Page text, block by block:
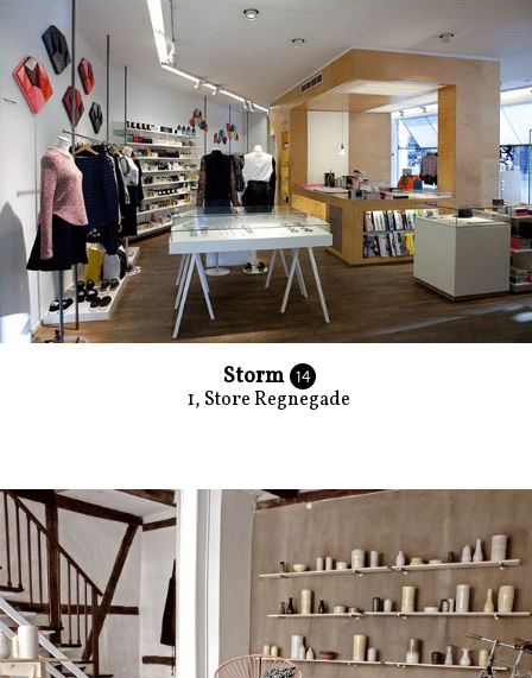
Storm 14
1, Store Regnegade